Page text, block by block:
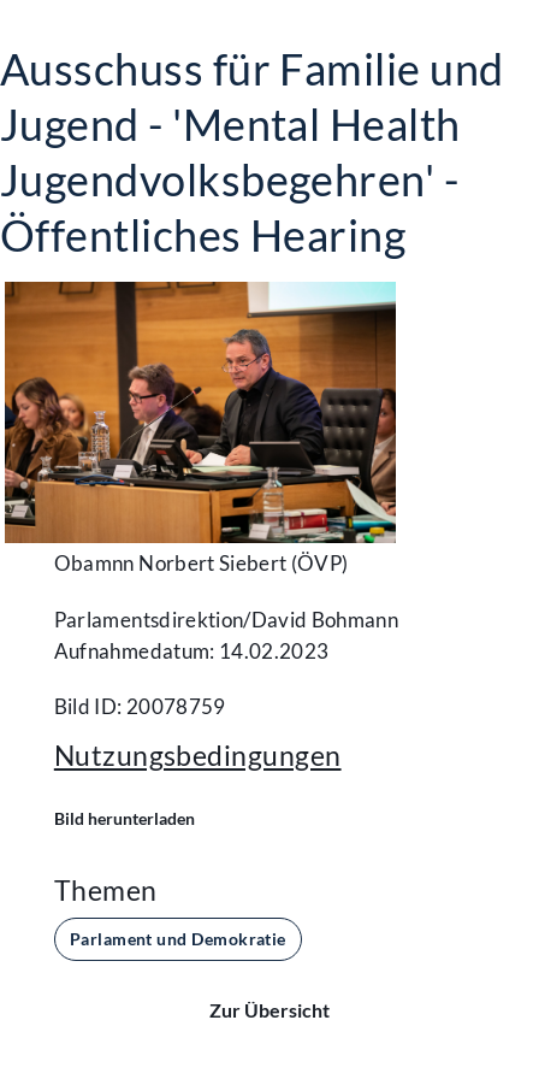
Ausschuss für Familie und
Jugend - 'Mental Health
Jugendvolksbegehren' -
Öffentliches Hearing
Obamnn Norbert Siebert (ÖVP)
Parlamentsdirektion/​David Bohmann
Aufnahmedatum: 14.02.2023
Bild ID: 20078759
Nutzungsbedingungen
Bild herunterladen
Themen
Parlament und Demokratie
Zur Übersicht